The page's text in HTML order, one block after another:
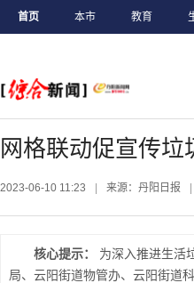
首页 本市 教育
网格联动促宣传垃
2023-06-10 11:23 来源：丹阳日报
核心提示：
为深入推进生活
局、云阳街道物管办、云阳街道